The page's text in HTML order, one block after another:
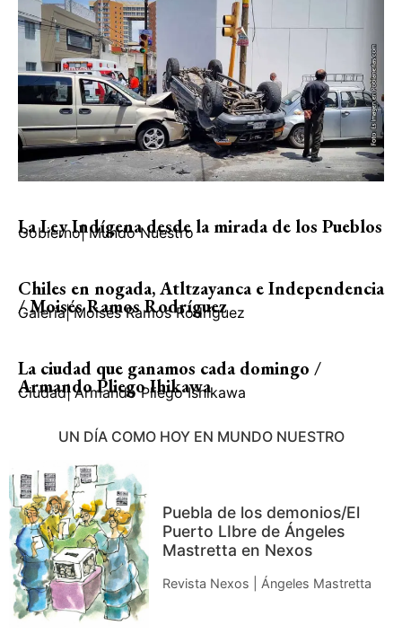
La Ley Indígena desde la mirada de los Pueblos
Gobierno| Mundo Nuestro
Chiles en nogada, Atltzayanca e Independencia
/ Moisés Ramos Rodríguez
Galería| Moisés Ramos Rodríguez
La ciudad que ganamos cada domingo /
Armando Pliego Ihikawa
Ciudad| Armando Pliego Ishikawa
UN DÍA COMO HOY EN MUNDO NUESTRO
Puebla de los demonios/El
Puerto LIbre de Ángeles
Mastretta en Nexos
Revista Nexos | Ángeles Mastretta